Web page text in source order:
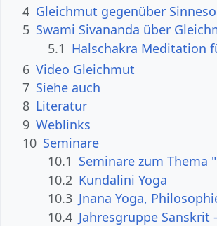
4 Gleichmut gegenüber
5 Swami Sivananda über
5.1 Halschakra Meditation
6 Video Gleichmut
7 Siehe auch
8 Literatur
9 Weblinks
10 Seminare
10.1 Seminare zum Thema
10.2 Kundalini Yoga
10.3 Jnana Yoga,
10.4 Jahresgruppe Sanskrit